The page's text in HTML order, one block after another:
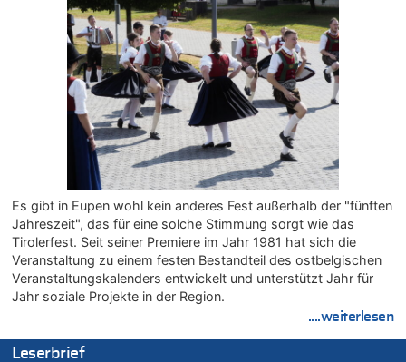
In Belgien missachten zwei von drei Autofahrern das
Tempolimit in 30er-Zonen – Untersuchung von Vias
07.08.2026 - 13:01 von Experten? zu
In Belgien missachten zwei von drei Autofahrern das
Tempolimit in 30er-Zonen – Untersuchung von Vias
07.08.2026 - 12:43 von JoKrings zu
Zweite Hitzewelle in diesem Sommer ist jetzt amtlich
07.08.2026 - 12:31 von Fassungslos zu
In Belgien missachten zwei von drei Autofahrern das
Tempolimit in 30er-Zonen – Untersuchung von Vias
07.08.2026 - 11:31 von Zuhörer zu
In Belgien missachten zwei von drei Autofahrern das
Tempolimit in 30er-Zonen – Untersuchung von Vias
07.08.2026 - 11:23 von Dax zu
In Belgien missachten zwei von drei Autofahrern das
Tempolimit in 30er-Zonen – Untersuchung von Vias
07.08.2026 - 11:20 von JoKrings zu
In Belgien missachten zwei von drei Autofahrern das
Es gibt in Eupen wohl kein anderes Fest außerhalb der "fünften
Jahreszeit", das für eine solche Stimmung sorgt wie das
Tirolerfest. Seit seiner Premiere im Jahr 1981 hat sich die
Veranstaltung zu einem festen Bestandteil des ostbelgischen
Veranstaltungskalenders entwickelt und unterstützt Jahr für
Jahr soziale Projekte in der Region.
....weiterlesen
Leserbrief